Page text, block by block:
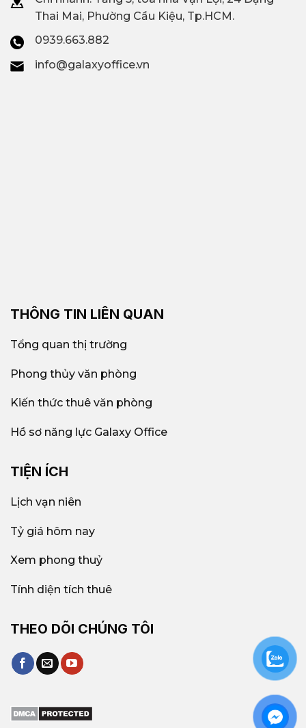
Thai Mai, Phường Cầu Kiệu, Tp.HCM.
0939.663.882
info@galaxyoffice.vn
THÔNG TIN LIÊN QUAN
Tổng quan thị trường
Phong thủy văn phòng
Kiến thức thuê văn phòng
Hồ sơ năng lực Galaxy Office
TIỆN ÍCH
Lịch vạn niên
Tỷ giá hôm nay
Xem phong thuỷ
Tính diện tích thuê
THEO DÕI CHÚNG TÔI